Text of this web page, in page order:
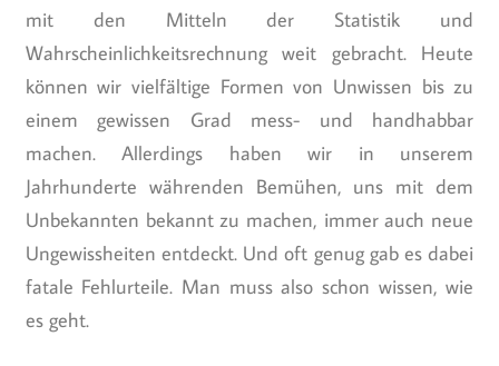
mit den Mitteln der Statistik und
Wahrscheinlichkeitsrechnung weit gebracht. Heute
können wir vielfältige Formen von Unwissen bis zu
einem gewissen Grad mess- und handhabbar
machen. Allerdings haben wir in unserem
Jahrhunderte währenden Bemühen, uns mit dem
Unbekannten bekannt zu machen, immer auch neue
Ungewissheiten entdeckt. Und oft genug gab es dabei
fatale Fehlurteile. Man muss also schon wissen, wie
es geht.